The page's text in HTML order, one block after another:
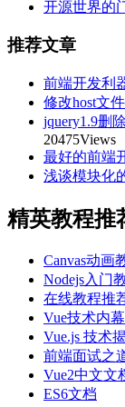
开源世界的
推荐文章
前端开发利
修改host文
jquery1.9删
20475Views
最好的前端
浅谈模块化
精英教程推
Canvas动画
Nodejs入门
在线教程推
Vue技术内幕
Vue.js 技术
前端面试之
Vue2中文文
ES6文档